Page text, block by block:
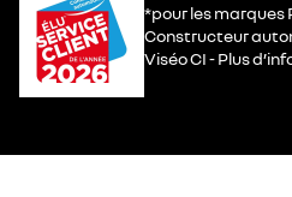
*pour les marques
Constructeur
Viséo CI - Plus